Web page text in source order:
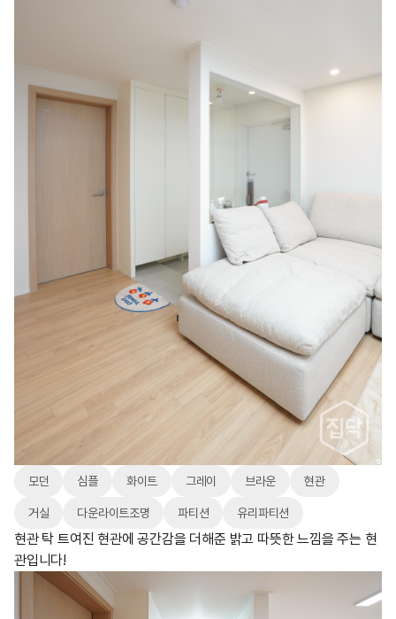
모던 심플 화이트 그레이 브라운 현관
거실 다운라이트조명 파티션 유리파티션
현관 탁 트여진 현관에 공간감을 더해준 밝고 따뜻한 느낌을 주는 현
관입니다!